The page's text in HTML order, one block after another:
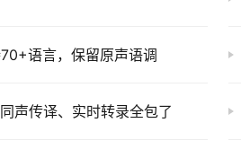
语言，保留原声语调
声传译、实时转录全包了